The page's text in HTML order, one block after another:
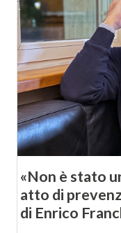
«Non è stato
atto di
di Enrico